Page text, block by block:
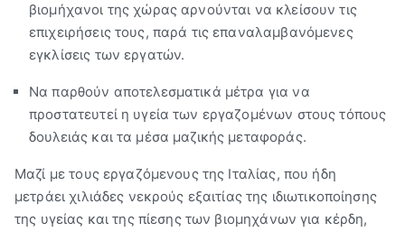
βιομήχανοι της χώρας αρνούνται να κλείσουν τις
επιχειρήσεις τους, παρά τις επαναλαμβανόμενες
εγκλίσεις των εργατών.
Να παρθούν αποτελεσματικά μέτρα για να
προστατευτεί η υγεία των εργαζομένων στους τόπους
δουλειάς και τα μέσα μαζικής μεταφοράς.
Μαζί με τους εργαζόμενους της Ιταλίας, που ήδη
μετράει χιλιάδες νεκρούς εξαιτίας της ιδιωτικοποίησης
της υγείας και της πίεσης των βιομηχάνων για κέρδη,